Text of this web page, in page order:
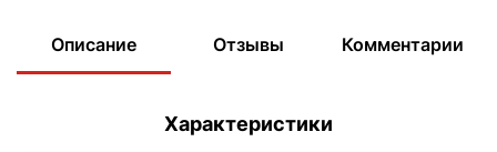
Описание Отзывы Комментарии
Характеристики